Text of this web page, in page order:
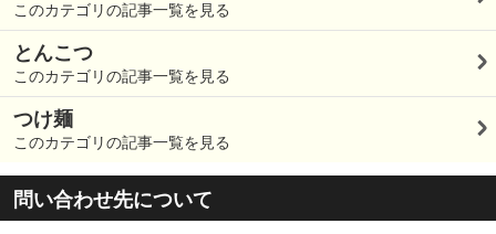
このカテゴリの記事一覧を見る
とんこつ
このカテゴリの記事一覧を見る
つけ麺
このカテゴリの記事一覧を見る
問い合わせ先について